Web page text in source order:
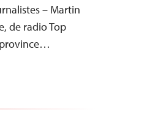
– Martin
de radio Top
province…